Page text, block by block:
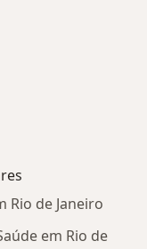
Rio de Janeiro
em Rio de